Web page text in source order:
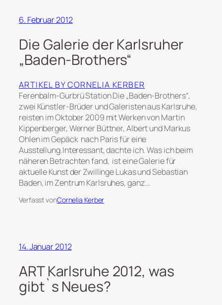
6. Februar 2012
Die Galerie der Karlsruher
„Baden-Brothers“
ARTIKEL BY CORNELIA KERBER
Ferenbalm-Gurbrü Station Die „Baden-Brothers“,
zwei Künstler-Brüder und Galeristen aus Karlsruhe,
reisten im Oktober 2009 mit Werken von Martin
Kippenberger, Werner Büttner, Albert und Markus
Ohlen im Gepäck nach Paris für eine
Ausstellung.Interessant, dachte ich. Was ich beim
näheren Betrachten fand, ist eine Galerie für
aktuelle Kunst der Zwillinge Lukas und Sebastian
Baden, im Zentrum Karlsruhes, ganz…
Verfasst vonCornelia Kerber
14. Januar 2012
ART Karlsruhe 2012, was
gibt`s Neues?